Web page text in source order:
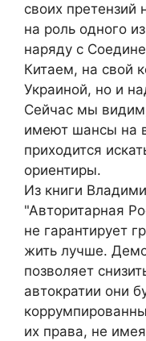
своих претензий
на роль одного
наряду с
Китаем, на свой
Украиной, но и
Сейчас мы
имеют шансы на
приходится
ориентиры.
Из книги
"Авторитарная
не гарантирует
жить лучше.
позволяет
автократии они
их права, не